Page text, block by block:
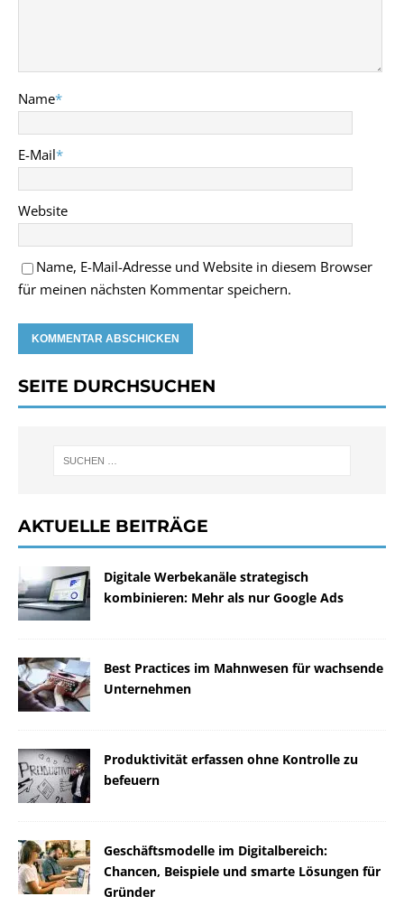
Name*
E-Mail*
Website
Name, E-Mail-Adresse und Website in diesem Browser
für meinen nächsten Kommentar speichern.
SEITE DURCHSUCHEN
AKTUELLE BEITRÄGE
Digitale Werbekanäle strategisch
kombinieren: Mehr als nur Google Ads
Best Practices im Mahnwesen für wachsende
Unternehmen
Produktivität erfassen ohne Kontrolle zu
befeuern
Geschäftsmodelle im Digitalbereich:
Chancen, Beispiele und smarte Lösungen für
Gründer